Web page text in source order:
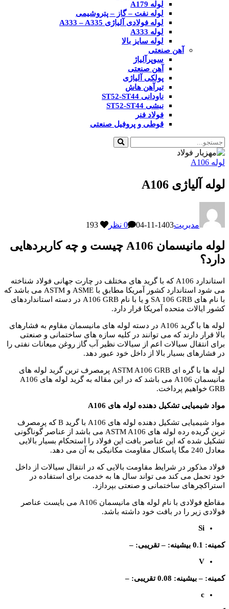
لوله A179
لوله نفت – گاز – پتروشیمی
لوله فولادی آلیاژی A333 – A335
لوله A333
لوله سایز بالا
آهن صنعتی
سوپرآلیاژ
آهن صنعتی
پولکی آلیاژی
تیرآهن هاش
ناودانی ST52-ST44
نبشی ST52-ST44
فولاد فنر
قوطی و پروفیل صنعتی
لوله A106
لوله آلیاژی A106
مدیریت1403-11-04 0 نظر
لوله مانیسمان A106 چیست و چه کاربردهایی
دارد؟
استاندارد A106 که با گرید های مختلف در چارت جهانی فولاد شناخته
می شود استاندارد کشور آمریکا مطابق با ASME و ASTM می باشد که
با نام های SA 106 GRB و یا با نام A106 GRB در دسته استانداردهای
کشور ایالات متحده آمریکا قرار دارد.
لوله ها با گرید A106 در دسته لوله های مانیسمان مقاوم به فشارهای
بالا قرار دارند که می توانند در کلیه سازه های ساختمانی و صنعتی
برای انتقال سیالات اعم از سیالات نظیر آب گاز روغن میعانات نفتی را
در فشارهای بسیار بالا از داخل خود عبور دهد.
لوله ها با گره ای ASTM A106 GRB پرمصرف ترین گرید لوله های
مانیسمان A106 می باشد که در این مقاله به گرید لوله های A106
GRB خواهیم پرداخت.
مواد شیمیایی تشکیل دهنده لوله های A106
مواد شیمیایی تشکیل دهنده لوله های A106 با گرید B که پرمصرف
ترین گریده رده لوله های ASTM A106 می باشد از عناصر گوناگونی
تشکیل شده که این عناصر بافت این فولاد را استحکام بسیار بالایی
معادل 240 مگا پاسکال مقاومت مکانیکی به آن می دهد.
فولاد مذکور در شرایط مقاومت بالایی که در انتقال سیالات از داخل
خود تحمل می کند می تواند سال ها به خدمت برای استفاده در
استراکچرهای ساختمانی و صنعتی بپردازد.
مقاطع فولادی با نام لوله های مانیسمان A106 می بایست عناصر
فولادی زیر را در بافت خود داشته باشد.
Si
کمینه: 0.1 بیشینه: – تقریبی: –
V
کمینه: – بیشینه: 0.08 تقریبی: –
c